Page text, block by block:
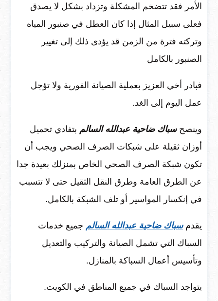
الأمر فقد تتضخم المشكلة وتزداد بشكل لا يصدق
فعلى سبيل المثال إذا كان العطل في صنبور المياه
وتركته فترة من الزمن قد يؤدى ذلك إلى تغيير
الصنبور بالكامل
فبادر أخي العزيز بعملية الصيانة الفورية ولا تؤجل
عمل اليوم إلى الغد.
وينصحسباك ضاحية عبدالله السالم بتفادي تحميل
أوزان ثقيلة على شبكات الصرف الصحي ويجب أن
تكون شبكة الصرف الصحي الخاص بمنزلك بعيدة جدا
عن الطرق العامة وطرق النقل الثقيل حتى لا تتسبب
في إنكسار المواسير أو تلف الشبكة بالكامل.
يقدمسباك ضاحية عبدالله السالم جميع خدمات
السباك التي تشمل الصيانة والتركيب والتعديل
وتأسيس أعمال السباكة بالمنازل.
يتواجد السباك في جميع المناطق في الكويت.